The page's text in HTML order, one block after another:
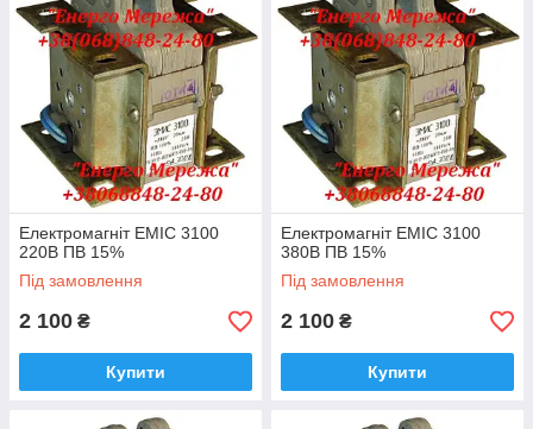
Електромагніт ЕМІС 3100
220В ПВ 15%
Під замовлення
2 100 ₴
Купити
Електромагніт ЕМІС 3100
380В ПВ 15%
Під замовлення
2 100 ₴
Купити